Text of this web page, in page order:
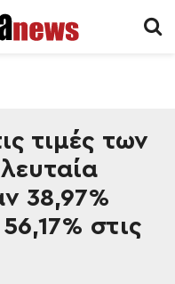
τιμές των
38,97%
στις